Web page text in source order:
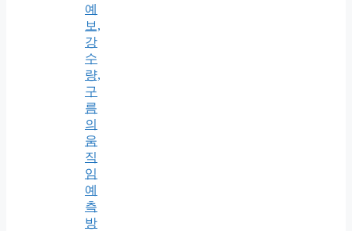
예
보,
강
수
량,
구
름
의
움
직
임
예
측
방